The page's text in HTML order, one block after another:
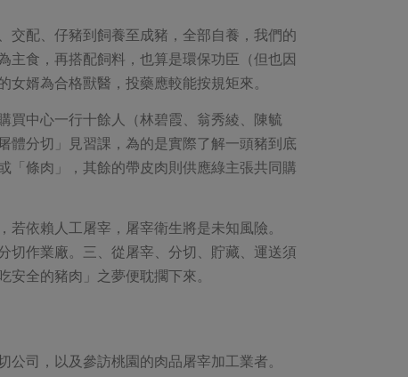
交配、仔豬到飼養至成豬，全部自養，我們的
主食，再搭配飼料，也算是環保功臣（但也因
婿為合格獸醫，投藥應較能按規矩來。
買中心一行十餘人（林碧霞、翁秀綾、陳毓
體分切」見習課，為的是實際了解一頭豬到底
「條肉」，其餘的帶皮肉則供應綠主張共同購
依賴人工屠宰，屠宰衛生將是未知風險。
切作業廠。三、從屠宰、分切、貯藏、運送須
全的豬肉」之夢便耽擱下來。
司，以及參訪桃園的肉品屠宰加工業者。